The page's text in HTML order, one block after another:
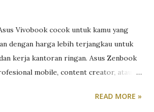
Vivobook cocok untuk kamu yang
dengan harga lebih terjangkau untuk
kerja kantoran ringan. Asus Zenbook
mobile, content creator, atau
Perdebatan Vivobook vs Zenbook
READ MORE »